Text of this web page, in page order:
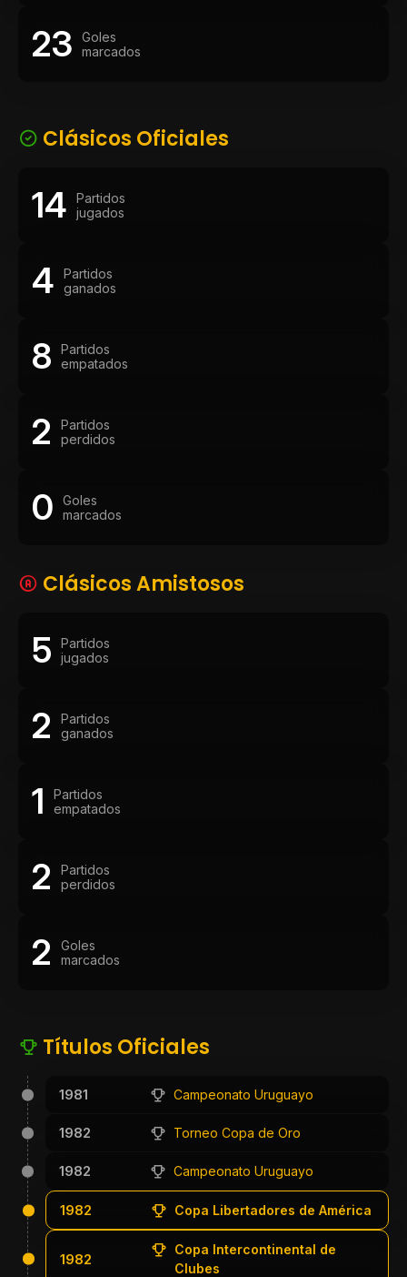
23
Goles
marcados
Clásicos Oficiales
14
Partidos
jugados
4
Partidos
ganados
8
Partidos
empatados
2
Partidos
perdidos
0
Goles
marcados
Clásicos Amistosos
5
Partidos
jugados
2
Partidos
ganados
1
Partidos
empatados
2
Partidos
perdidos
2
Goles
marcados
Títulos Oficiales
1981 Campeonato Uruguayo
1982 Torneo Copa de Oro
1982 Campeonato Uruguayo
1982 Copa Libertadores de América
1982
Copa Intercontinental de
Clubes